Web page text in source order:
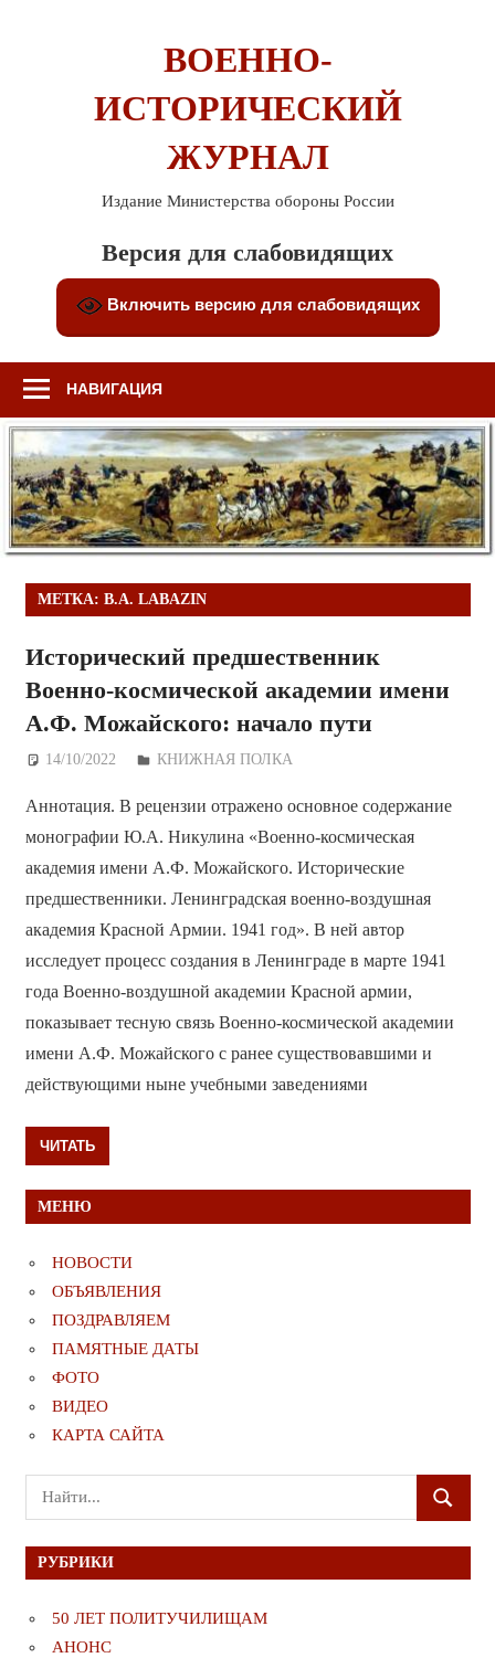
ВОЕННО-
ИСТОРИЧЕСКИЙ
ЖУРНАЛ
Издание Министерства обороны России
Версия для слабовидящих
Включить версию для слабовидящих
НАВИГАЦИЯ
МЕТКА: B.A. LABAZIN
Исторический предшественник
Военно-космической академии имени
А.Ф. Можайского: начало пути
14/10/2022 Дежурный по Редакции
КНИЖНАЯ ПОЛКА
Аннотация. В рецензии отражено основное содержание
монографии Ю.А. Никулина «Военно-космическая
академия имени А.Ф. Можайского. Исторические
предшественники. Ленинградская военно-воздушная
академия Красной Армии. 1941 год». В ней автор
исследует процесс создания в Ленинграде в марте 1941
года Военно-воздушной академии Красной армии,
показывает тесную связь Военно-космической академии
имени А.Ф. Можайского с ранее существовавшими и
действующими ныне учебными заведениями
ЧИТАТЬ
МЕНЮ
НОВОСТИ
ОБЪЯВЛЕНИЯ
ПОЗДРАВЛЯЕМ
ПАМЯТНЫЕ ДАТЫ
ФОТО
ВИДЕО
КАРТА САЙТА
Поиск
для:
ПОИСК
РУБРИКИ
50 ЛЕТ ПОЛИТУЧИЛИЩАМ
АНОНС